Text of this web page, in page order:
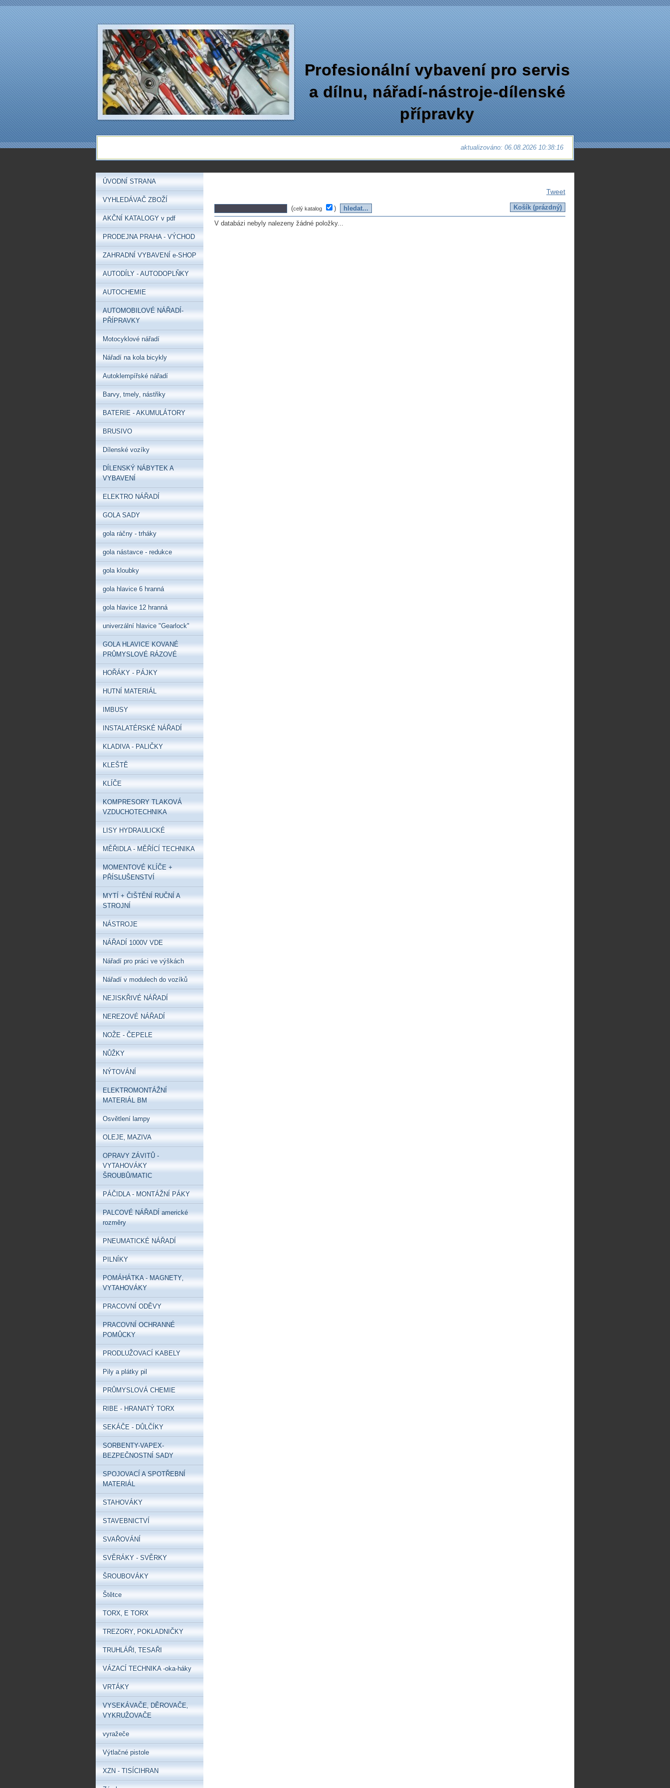
Profesionální vybavení pro servis
a dílnu‚ nářadí-nástroje-dílenské
přípravky
aktualizováno: 06.08.2026 10:38:16
Tweet
(celý katalog
)
V databázi nebyly nalezeny žádné položky...
ÚVODNÍ STRANA
VYHLEDÁVAČ ZBOŽÍ
AKČNÍ KATALOGY v pdf
PRODEJNA PRAHA - VÝCHOD
ZAHRADNÍ VYBAVENÍ e-SHOP
AUTODÍLY - AUTODOPLŇKY
AUTOCHEMIE
AUTOMOBILOVÉ NÁŘADÍ-
PŘÍPRAVKY
Motocyklové nářadí
Nářadí na kola bicykly
Autoklempířské nářadí
Barvy‚ tmely‚ nástřiky
BATERIE - AKUMULÁTORY
BRUSIVO
Dílenské vozíky
DÍLENSKÝ NÁBYTEK A
VYBAVENÍ
ELEKTRO NÁŘADÍ
GOLA SADY
gola ráčny - trháky
gola nástavce - redukce
gola kloubky
gola hlavice 6 hranná
gola hlavice 12 hranná
univerzální hlavice "Gearlock"
GOLA HLAVICE KOVANÉ
PRŮMYSLOVÉ RÁZOVÉ
HOŘÁKY - PÁJKY
HUTNÍ MATERIÁL
IMBUSY
INSTALATÉRSKÉ NÁŘADÍ
KLADIVA - PALIČKY
KLEŠTĚ
KLÍČE
KOMPRESORY TLAKOVÁ
VZDUCHOTECHNIKA
LISY HYDRAULICKÉ
MĚŘIDLA - MĚŘÍCÍ TECHNIKA
MOMENTOVÉ KLÍČE +
PŘÍSLUŠENSTVÍ
MYTÍ + ČIŠTĚNÍ RUČNÍ A
STROJNÍ
NÁSTROJE
NÁŘADÍ 1000V VDE
Nářadí pro práci ve výškách
Nářadí v modulech do vozíků
NEJISKŘIVÉ NÁŘADÍ
NEREZOVÉ NÁŘADÍ
NOŽE - ČEPELE
NŮŽKY
NÝTOVÁNÍ
ELEKTROMONTÁŽNÍ
MATERIÁL BM
Osvětlení lampy
OLEJE‚ MAZIVA
OPRAVY ZÁVITŮ -
VYTAHOVÁKY
ŠROUBŮ/MATIC
PÁČIDLA - MONTÁŽNÍ PÁKY
PALCOVÉ NÁŘADÍ americké
rozměry
PNEUMATICKÉ NÁŘADÍ
PILNÍKY
POMÁHÁTKA - MAGNETY‚
VYTAHOVÁKY
PRACOVNÍ ODĚVY
PRACOVNÍ OCHRANNÉ
POMŮCKY
PRODLUŽOVACÍ KABELY
Pily a plátky pil
PRŮMYSLOVÁ CHEMIE
RIBE - HRANATÝ TORX
SEKÁČE - DŮLČÍKY
SORBENTY-VAPEX-
BEZPEČNOSTNÍ SADY
SPOJOVACÍ A SPOTŘEBNÍ
MATERIÁL
STAHOVÁKY
STAVEBNICTVÍ
SVAŘOVÁNÍ
SVĚRÁKY - SVĚRKY
ŠROUBOVÁKY
Štětce
TORX‚ E TORX
TREZORY‚ POKLADNIČKY
TRUHLÁŘI‚ TESAŘI
VÁZACÍ TECHNIKA -oka-háky
VRTÁKY
VYSEKÁVAČE‚ DĚROVAČE‚
VYKRUŽOVAČE
vyražeče
Výtlačné pistole
XZN - TISÍCIHRAN